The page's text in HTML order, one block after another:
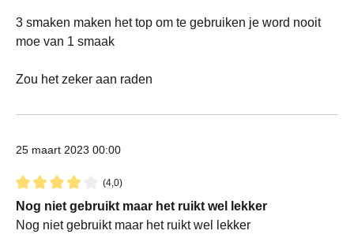
3 smaken maken het top om te gebruiken je word nooit
moe van 1 smaak
Zou het zeker aan raden
25 maart 2023 00:00
(4,0)
Recensie met een waardering van 4 van de 5 sterren
Nog niet gebruikt maar het ruikt wel lekker
Nog niet gebruikt maar het ruikt wel lekker